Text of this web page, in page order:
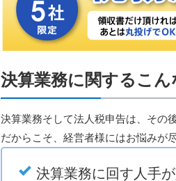
決算業務に関するこ
決算業務そして法人税申告は、その
だからこそ、経営者様にはお悩みが
決算業務に回す人手